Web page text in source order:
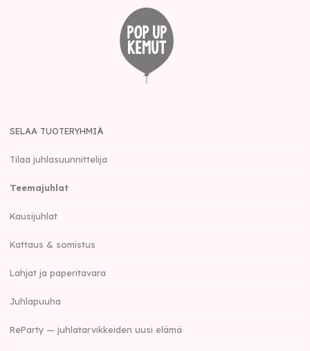
SELAA TUOTERYHMIÄ
Tilaa juhlasuunnittelija
Teemajuhlat
Kausijuhlat
Kattaus & somistus
Lahjat ja paperitavara
Juhlapuuha
ReParty — juhlatarvikkeiden uusi elämä